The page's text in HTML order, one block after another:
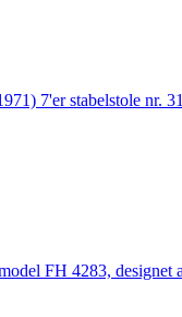
7'er stabelstole nr.
FH 4283, designet